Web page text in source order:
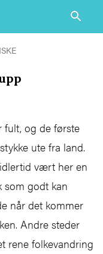
fult, og de første
ute fra land.
vært her en
som godt kan
når det kommer
Andre steder
rene folkevandring